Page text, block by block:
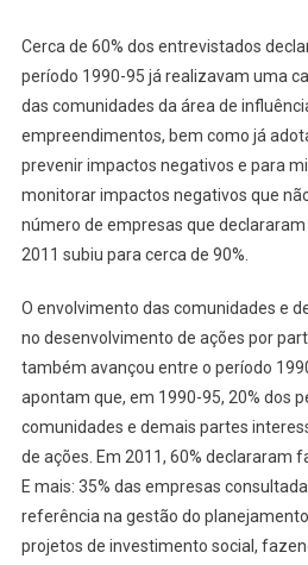
Cerca de 60% dos entrevistados
período 1990-95 já realizavam uma
das comunidades da área de
empreendimentos, bem como já
prevenir impactos negativos e para
monitorar impactos negativos que
número de empresas que
2011 subiu para cerca de 90%.
O envolvimento das comunidades e
no desenvolvimento de ações por
também avançou entre o período
apontam que, em 1990-95, 20% dos
comunidades e demais partes
de ações. Em 2011, 60% declararam
E mais: 35% das empresas
referência na gestão do
projetos de investimento social,